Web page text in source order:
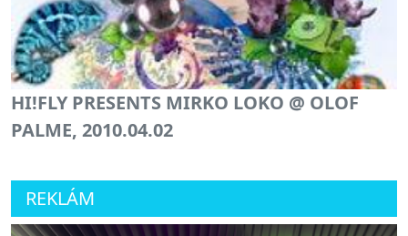
HI!FLY PRESENTS MIRKO LOKO @ OLOF
PALME, 2010.04.02
REKLÁM